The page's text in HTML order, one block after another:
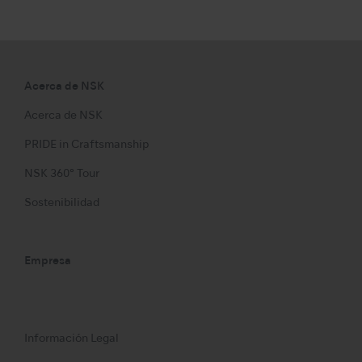
Acerca de NSK
Acerca de NSK
PRIDE in Craftsmanship
NSK 360° Tour
Sostenibilidad
Empresa
Información Legal